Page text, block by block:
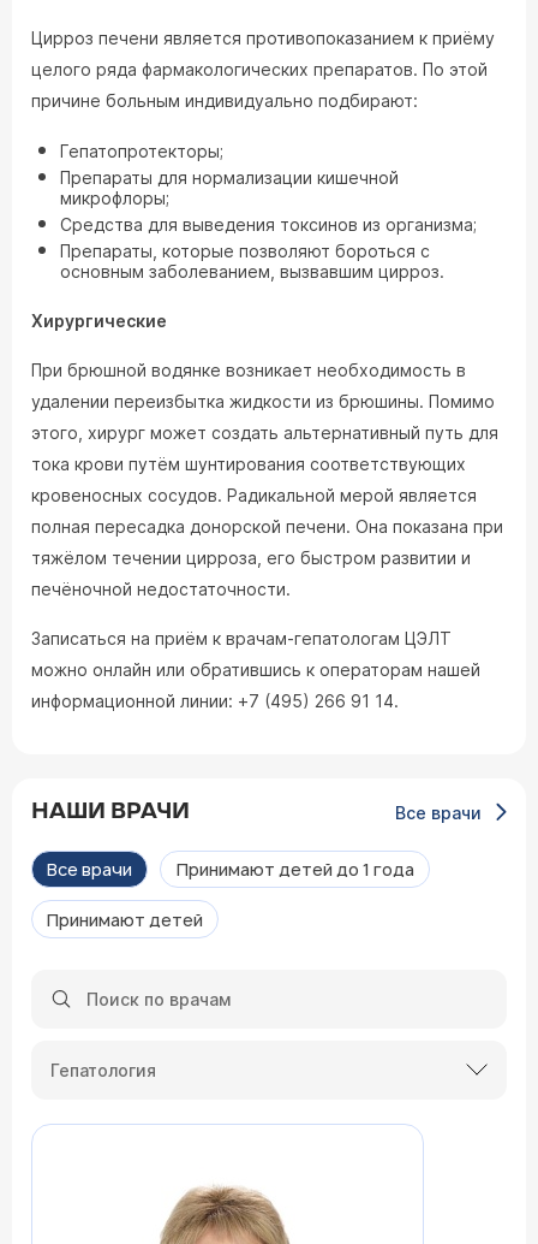
Цирроз печени является противопоказанием к приёму
целого ряда фармакологических препаратов. По этой
причине больным индивидуально подбирают:
Гепатопротекторы;
Препараты для нормализации кишечной
микрофлоры;
Средства для выведения токсинов из организма;
Препараты, которые позволяют бороться с
основным заболеванием, вызвавшим цирроз.
Хирургические
При брюшной водянке возникает необходимость в
удалении переизбытка жидкости из брюшины. Помимо
этого, хирург может создать альтернативный путь для
тока крови путём шунтирования соответствующих
кровеносных сосудов. Радикальной мерой является
полная пересадка донорской печени. Она показана при
тяжёлом течении цирроза, его быстром развитии и
печёночной недостаточности.
Записаться на приём к врачам-гепатологам ЦЭЛТ
можно онлайн или обратившись к операторам нашей
информационной линии: +7 (495) 266 91 14.
НАШИ ВРАЧИ Все врачи
Все врачи Принимают детей до 1 года
Принимают детей
Гепатология